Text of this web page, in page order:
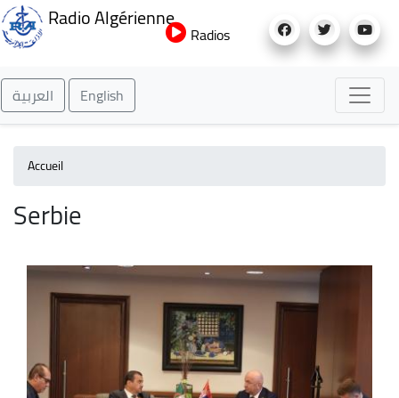
au
Radio Algérienne
Radios
العربية English
Accueil
Serbie